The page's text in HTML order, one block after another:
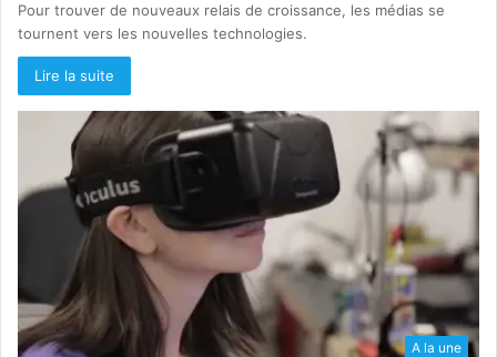
Pour trouver de nouveaux relais de croissance, les médias se
tournent vers les nouvelles technologies.
Lire la suite
A la une